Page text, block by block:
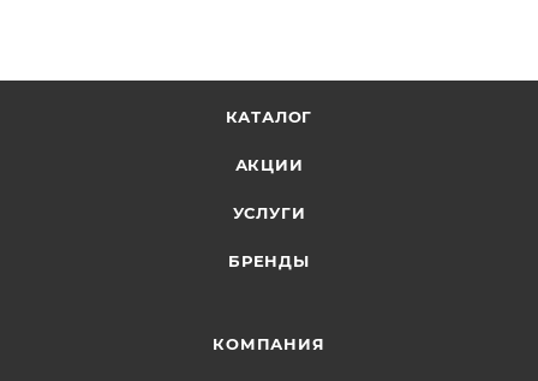
КАТАЛОГ
АКЦИИ
УСЛУГИ
БРЕНДЫ
КОМПАНИЯ